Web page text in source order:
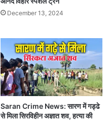
December 13, 2024
Saran Crime News: सारण में गड्ढे
से मिला सिरविहीन अज्ञात शव, हत्या की